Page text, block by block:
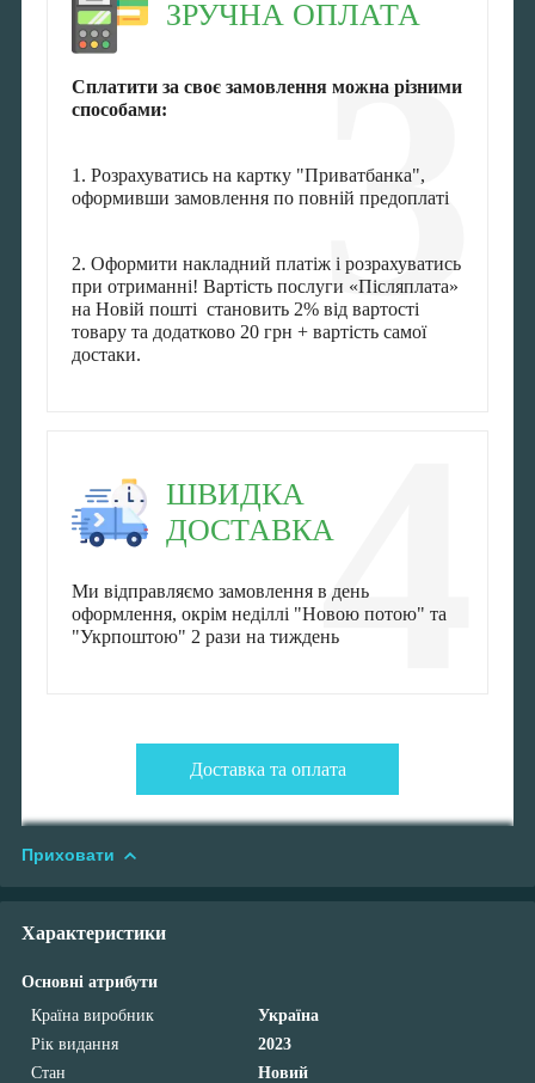
3
ЗРУЧНА ОПЛАТА
Сплатити за своє замовлення можна різними
способами:
1. Розрахуватись на картку "Приватбанка",
оформивши замовлення по повній предоплаті
2. Оформити накладний платіж і розрахуватись
при отриманні! Вартість послуги «Післяплата»
на Новій пошті становить 2% від вартості
товару та додатково 20 грн + вартість самої
достаки.
4
ШВИДКА
ДОСТАВКА
Ми відправляємо замовлення в день
оформлення, окрім неділлі "Новою потою" та
"Укрпоштою" 2 рази на тиждень
Доставка та оплата
Приховати
Характеристики
Основні атрибути
Країна виробник
Україна
Рік видання
2023
Стан
Новий